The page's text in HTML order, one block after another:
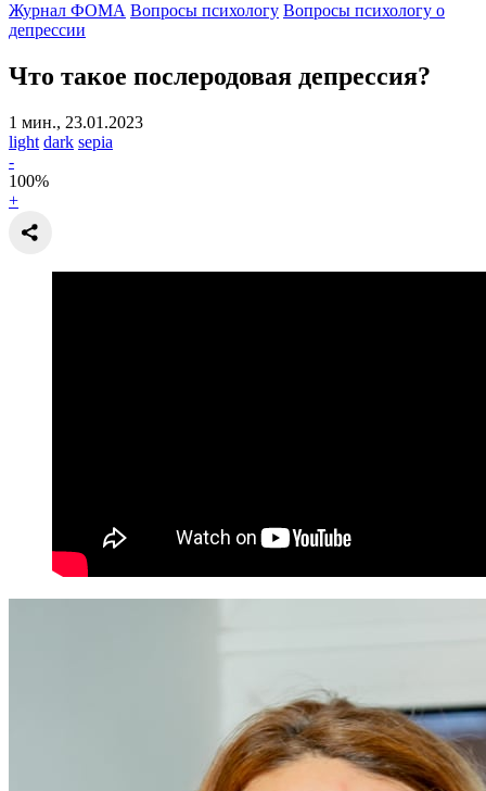
Журнал ФОМА Вопросы психологу Вопросы психологу о
депрессии
Что такое послеродовая депрессия?
1 мин., 23.01.2023
light dark sepia
-
100%
+